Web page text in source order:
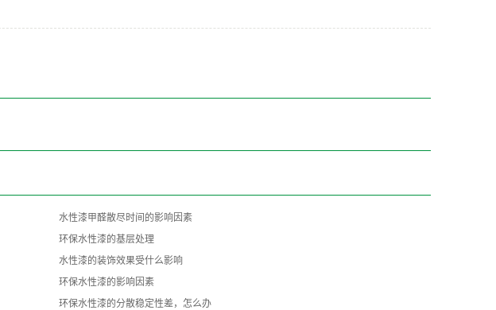
水性漆甲醛散尽时间的影响因素
环保水性漆的基层处理
水性漆的装饰效果受什么影响
环保水性漆的影响因素
环保水性漆的分散稳定性差，怎么办